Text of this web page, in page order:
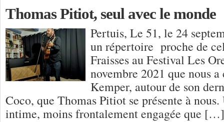
Thomas Pitiot, seul avec le monde
Pertuis, Le 51, le 24
un répertoire proche de
Fraisses au Festival Les
novembre 2021 que nous
Kemper, autour de son
Coco, que Thomas Pitiot se présente à
intime, moins frontalement engagée que […]